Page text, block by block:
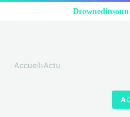
Accueil›Actu